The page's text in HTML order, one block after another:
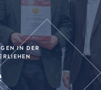
IN DER